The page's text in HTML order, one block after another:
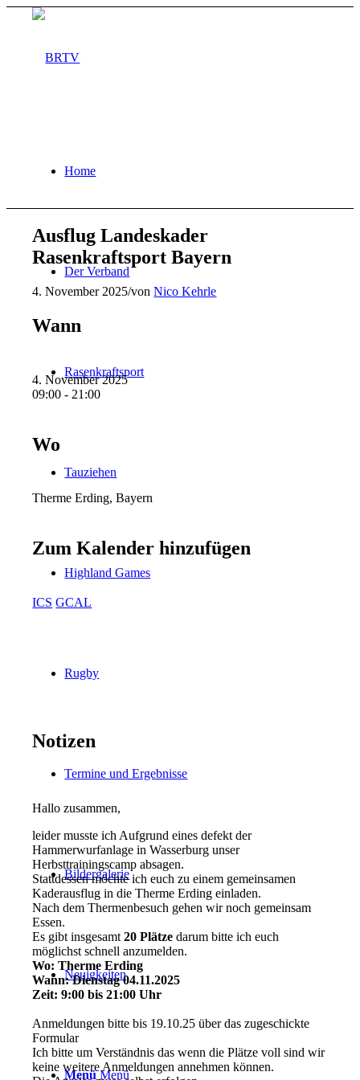
Home
Der Verband
Rasenkraftsport
Tauziehen
Highland Games
Rugby
Termine und Ergebnisse
Bildergalerie
Neuigkeiten
Menü Menü
Ausflug Landeskader
Rasenkraftsport Bayern
4. November 2025/vonNico Kehrle
Wann
4. November 2025
09:00 - 21:00
Wo
Therme Erding, Bayern
Zum Kalender hinzufügen
ICS GCAL
Notizen
Hallo zusammen,
leider musste ich Aufgrund eines defekt der
Hammerwurfanlage in Wasserburg unser
Herbsttrainingscamp absagen.
Stattdessen möchte ich euch zu einem gemeinsamen
Kaderausflug in die Therme Erding einladen.
Nach dem Thermenbesuch gehen wir noch gemeinsam
Essen.
Es gibt insgesamt20 Plätzedarum bitte ich euch
möglichst schnell anzumelden.
Wo: Therme Erding
Wann: Dienstag 04.11.2025
Zeit: 9:00 bis 21:00 Uhr
Anmeldungen bitte bis 19.10.25 über das zugeschickte
Formular
Ich bitte um Verständnis das wenn die Plätze voll sind wir
keine weitere Anmeldungen annehmen können.